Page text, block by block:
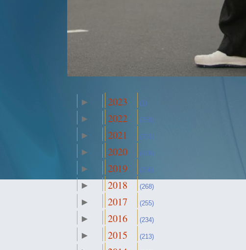
► 2023 (1)
► 2022 (250)
► 2021 (261)
► 2020 (426)
► 2019 (256)
► 2018 (268)
► 2017 (255)
► 2016 (234)
► 2015 (213)